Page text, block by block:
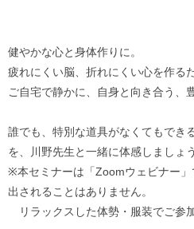
健やかな心と身体作りに。
疲れにくい脳、折れにくい心を作る
ご自宅で静かに、自身と向き合う、
誰でも、特別な道具がなくてもでき
を、川野先生と一緒に体感しましょう
※本セミナーは「Zoomウェビナー
出されることはありません。
リラックスした体勢・服装でご参